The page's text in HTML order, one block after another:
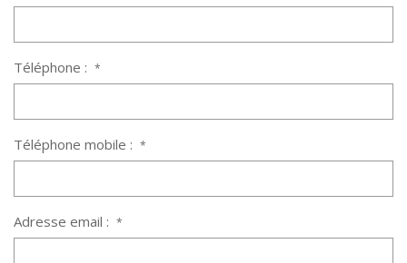
Téléphone : *
Téléphone mobile : *
Adresse email : *